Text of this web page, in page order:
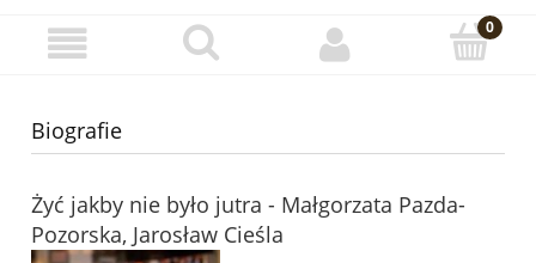
Biografie
Żyć jakby nie było jutra - Małgorzata Pazda-
Pozorska, Jarosław Cieśla